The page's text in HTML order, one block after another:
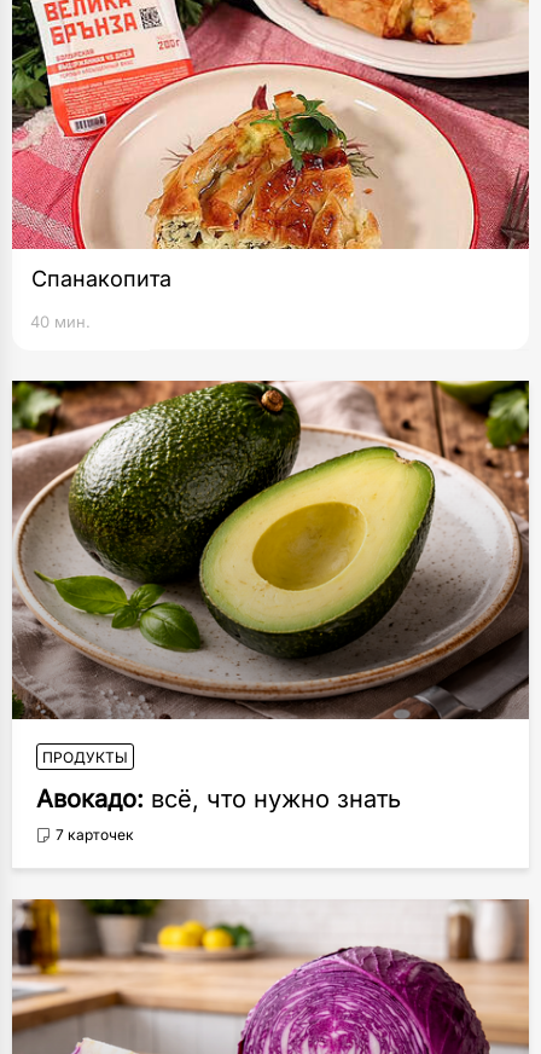
Спанакопита
40 мин.
ПРОДУКТЫ
Авокадо: всё, что нужно знать
7 карточек